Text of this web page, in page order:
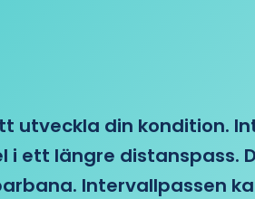
din kondition.
ett längre distanspass.
Intervallpassen